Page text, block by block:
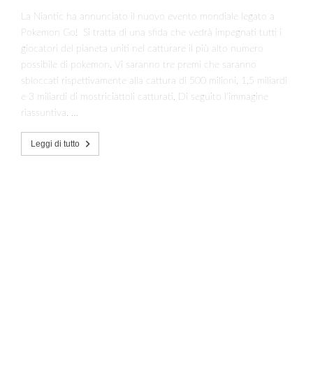
La Niantic ha annunciato il nuovo evento mondiale legato a
Pokemon Go! Si tratta di una sfida che vedrà impegnati tutti i
giocatori del pianeta uniti nel catturare il più alto numero
possibile di pokemon. Vi saranno tre premi che saranno
sbloccati rispettivamente alla cattura di 500 milioni, 1,5 miliardi
e 3 miliardi di mostriciattoli catturati. Di seguito l’immagine
riassuntiva. …
Leggi di tutto